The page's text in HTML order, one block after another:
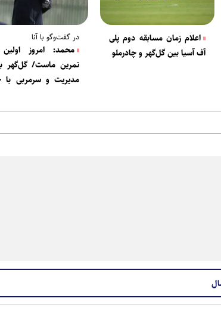
اعلام زمان مسابقه دوم پلی
آف آسیا بین گل‌گهر و چادرملو
در گفت‌وگو با آنا
محمد: امروز
تمرین ماست/ گل‌گهر
مدیریت و سرمربی با